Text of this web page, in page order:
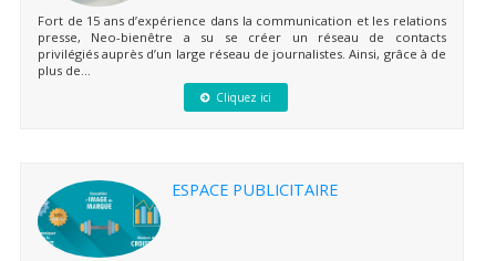
Fort de 15 ans d’expérience dans la communication et les relations
presse, Neo-bienêtre a su se créer un réseau de contacts
privilégiés auprès d’un large réseau de journalistes. Ainsi, grâce à de
plus de...
Cliquez ici
ESPACE PUBLICITAIRE